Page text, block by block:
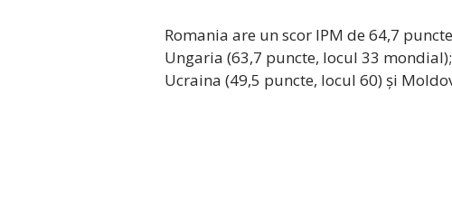
Romania are un scor IPM de 64,7
Ungaria (63,7 puncte, locul 33
Ucraina (49,5 puncte, locul 60) și